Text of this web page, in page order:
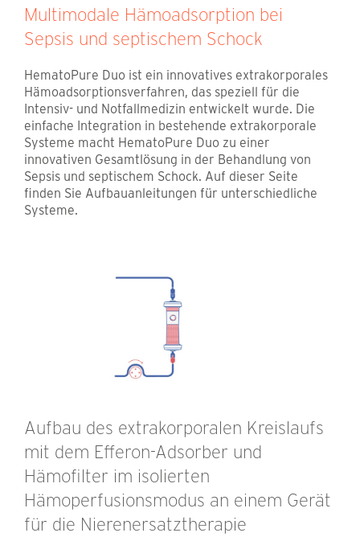
Multimodale Hämoadsorption bei
Sepsis und septischem Schock
HematoPure Duo ist ein innovatives extrakorporales
Hämoadsorptionsverfahren, das speziell für die
Intensiv- und Notfallmedizin entwickelt wurde. Die
einfache Integration in bestehende extrakorporale
Systeme macht HematoPure Duo zu einer
innovativen Gesamtlösung in der Behandlung von
Sepsis und septischem Schock. Auf dieser Seite
finden Sie Aufbauanleitungen für unterschiedliche
Systeme.
Aufbau des extrakorporalen Kreislaufs
mit dem Efferon-Adsorber und
Hämofilter im isolierten
Hämoperfusionsmodus an einem Gerät
für die Nierenersatztherapie